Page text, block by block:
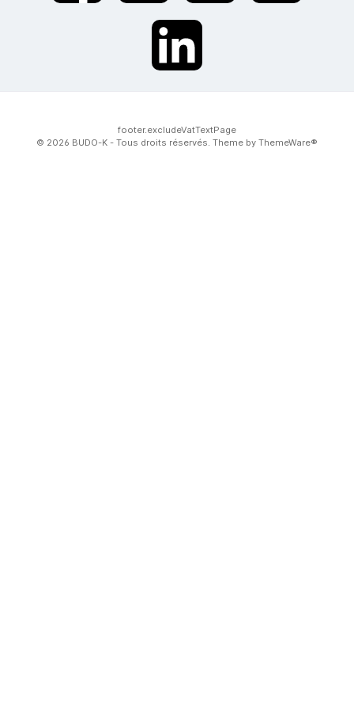
twt.widget.communities.linkedin.name
footer.excludeVatTextPage
© 2026 BUDO-K - Tous droits réservés. Theme by ThemeWare®